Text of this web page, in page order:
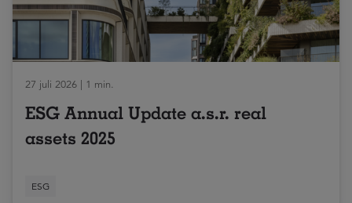
27 juli 2026 | 1 min.
ESG Annual Update a.s.r. real
assets 2025
ESG